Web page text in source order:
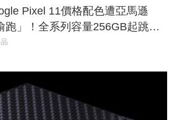
Pixel 11價格配色遭亞馬遜
跑」！全系列容量256GB起跳、
摺疊機價位逼近7萬